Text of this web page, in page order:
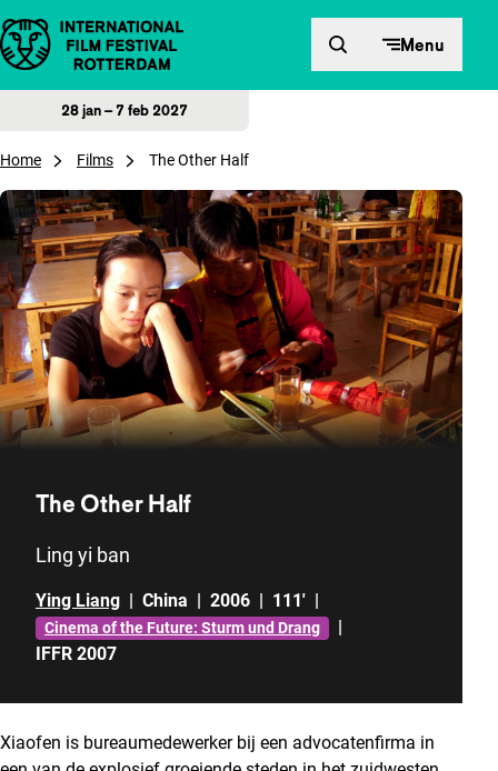
Direct naar inhoud Menu
28 jan – 7 feb 2027
Home Films The Other Half
The Other Half
Ling yi ban
Ying Liang | China | 2006 | 111' |
Cinema of the Future: Sturm und Drang
|
IFFR 2007
Xiaofen is bureaumedewerker bij een advocatenfirma in